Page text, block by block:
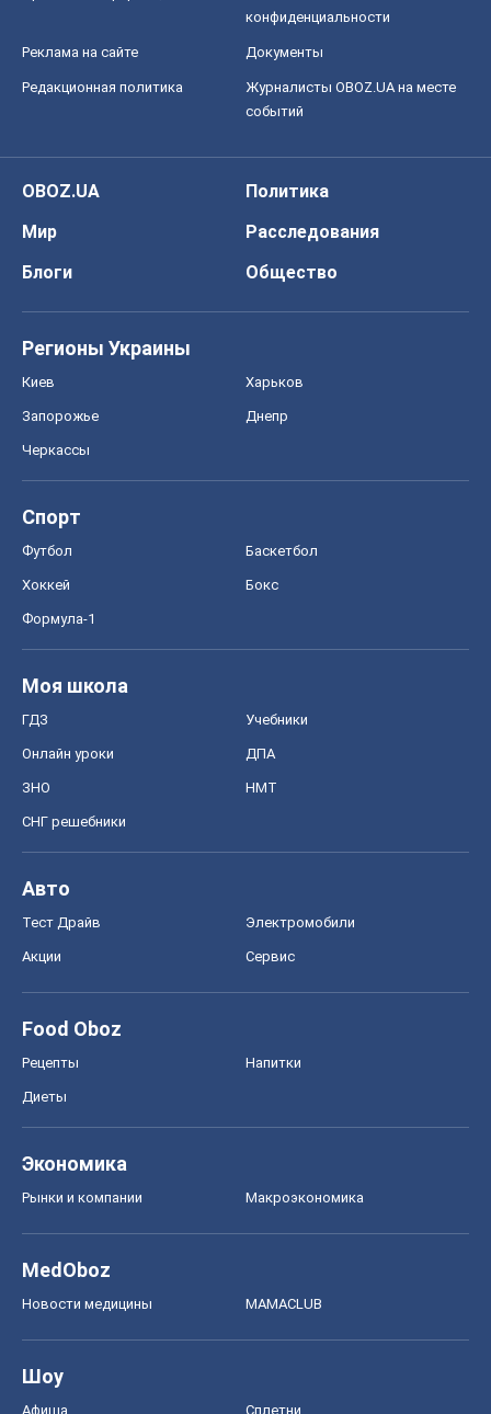
конфиденциальности
Реклама на сайте Документы
Редакционная политика
Журналисты OBOZ.UA на месте
событий
OBOZ.UA
Политика
Мир
Расследования
Блоги
Общество
Регионы Украины
Киев Харьков
Запорожье Днепр
Черкассы
Спорт
Футбол Баскетбол
Хоккей Бокс
Формула-1
Моя школа
ГДЗ Учебники
Онлайн уроки ДПА
ЗНО НМТ
СНГ решебники
Авто
Тест Драйв Электромобили
Акции Сервис
Food Oboz
Рецепты Напитки
Диеты
Экономика
Рынки и компании Mакроэкономика
MedOboz
Новости медицины MAMACLUB
Шоу
Афиша Сплетни